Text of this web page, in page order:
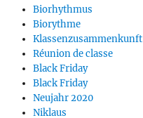
Biorhythmus
Biorythme
Klassenzusammenkunft
Réunion de classe
Black Friday
Black Friday
Neujahr 2020
Niklaus